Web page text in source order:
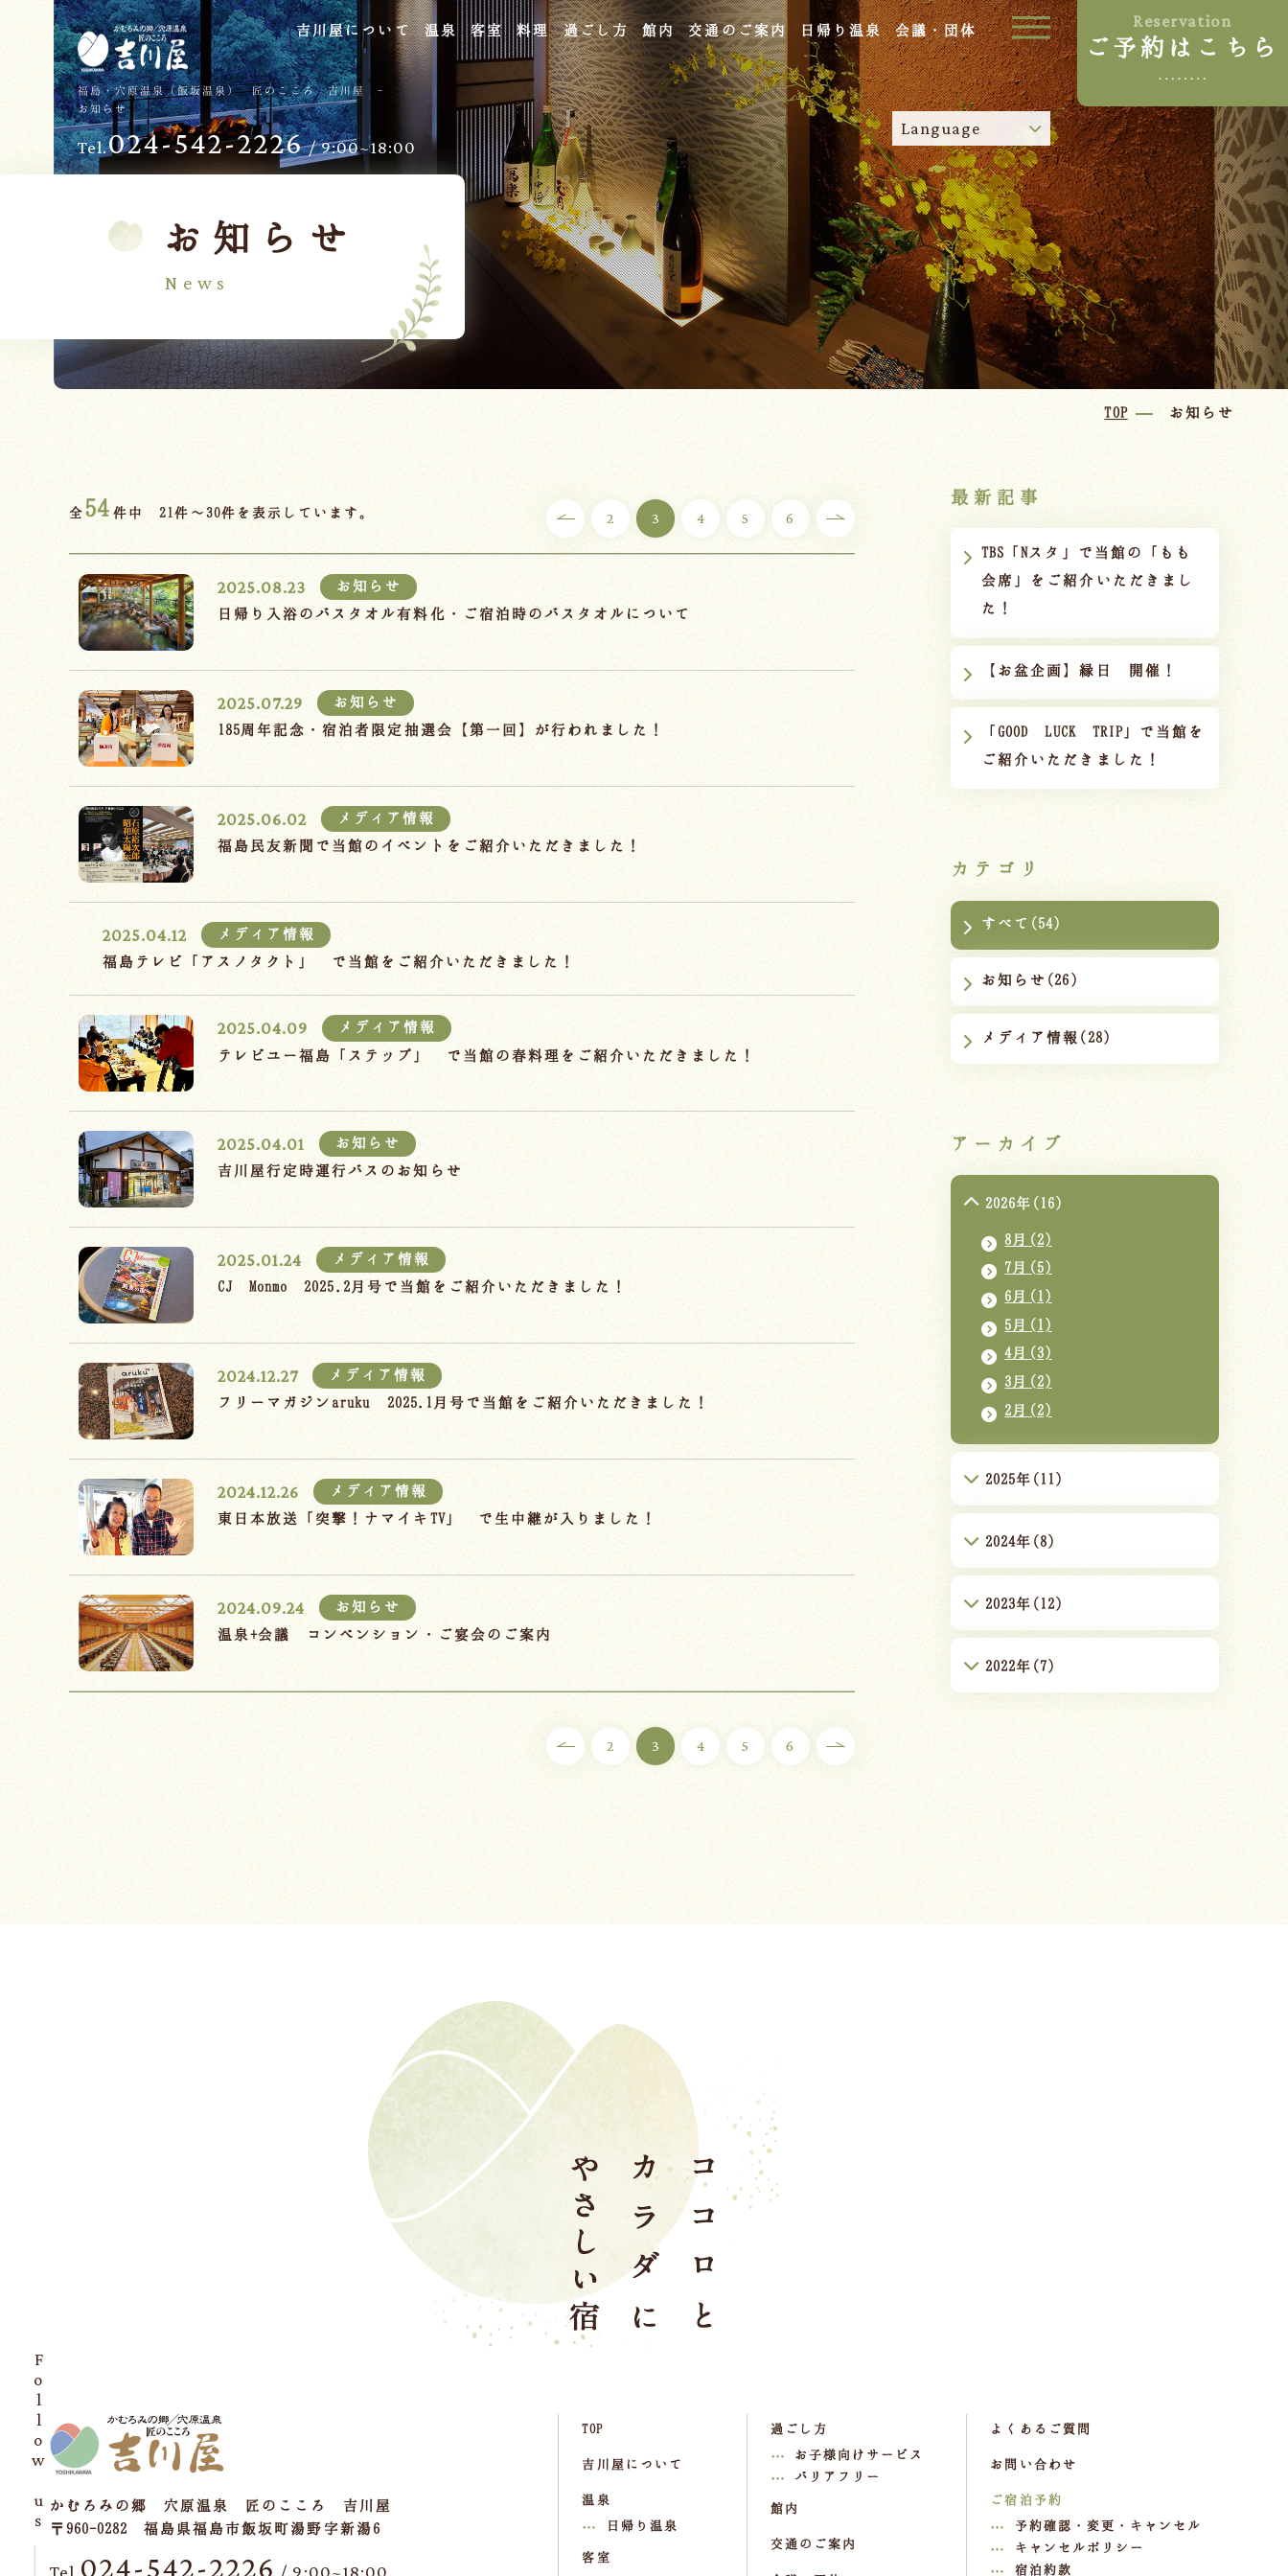
福島・穴原温泉（飯坂温泉） 匠のこころ 吉川屋 -
お知らせ
吉川屋について 温泉 客室 料理 過ごし方 館内 交通のご案内 日帰り温泉 会議・団体 Reservation
ご予約はこちら
Language
Tel.024-542-2226/ 9:00~18:00
お知らせ
News
TOP お知らせ
全 54 件中 21件～30件を表示しています。 2 3 4 5 6
2025.08.23
お知らせ
日帰り入浴のバスタオル有料化・ご宿泊時のバスタオルについて
2025.07.29
お知らせ
185周年記念・宿泊者限定抽選会【第一回】が行われました！
2025.06.02
メディア情報
福島民友新聞で当館のイベントをご紹介いただきました！
2025.04.12
メディア情報
福島テレビ「アスノタクト」 で当館をご紹介いただきました！
2025.04.09
メディア情報
テレビユー福島「ステップ」 で当館の春料理をご紹介いただきました！
2025.04.01
お知らせ
吉川屋行定時運行バスのお知らせ
2025.01.24
メディア情報
CJ Monmo 2025.2月号で当館をご紹介いただきました！
2024.12.27
メディア情報
フリーマガジンaruku 2025.1月号で当館をご紹介いただきました！
2024.12.26
メディア情報
東日本放送「突撃！ナマイキTV」 で生中継が入りました！
2024.09.24
お知らせ
温泉+会議 コンベンション・ご宴会のご案内
2 3 4 5 6
最新記事
TBS「Nスタ」で当館の「もも
会席」をご紹介いただきまし
た！
【お盆企画】縁日 開催！
「GOOD LUCK TRIP」で当館を
ご紹介いただきました！
カテゴリ
すべて(54)
お知らせ(26)
メディア情報(28)
アーカイブ
2026年(16)
8月(2)
7月(5)
6月(1)
5月(1)
4月(3)
3月(2)
2月(2)
2025年(11)
2024年(8)
2023年(12)
2022年(7)
かむろみの郷 穴原温泉 匠のこころ 吉川屋
〒960-0282 福島県福島市飯坂町湯野字新湯6
024-542-2226
TOP
吉川屋について
温泉
日帰り温泉
客室
過ごし方
お子様向けサービス
バリアフリー
館内
交通のご案内
よくあるご質問
お問い合わせ
ご宿泊予約
予約確認・変更・キャンセル
キャンセルポリシー
宿泊約款
Follow us
TOP
吉川屋について
温泉
せせらぎの杜
過ごし方
お子様向けサービス
バリアフリー
交通のご案内
吉川屋で過ごす特別な日
よくあるご質問
お問い合わせ
ご宿泊予約
予約確認・変更・キャンセル
キャンセルポリシー
宿泊約款
オンラインショップ
吉川屋×温泉むすめ
Follow us
ご宿泊プラン
お部屋からプランを選ぶ
空室カレンダーから選ぶ
Tel.024-542-2226/
9:00~18:00
Language